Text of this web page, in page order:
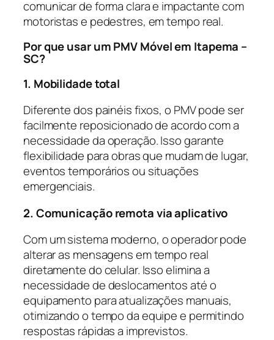
comunicar de forma clara e impactante com
motoristas e pedestres, em tempo real.
Por que usar um PMV Móvel em Itapema –
SC?
1. Mobilidade total
Diferente dos painéis fixos, o PMV pode ser
facilmente reposicionado de acordo com a
necessidade da operação. Isso garante
flexibilidade para obras que mudam de lugar,
eventos temporários ou situações
emergenciais.
2. Comunicação remota via aplicativo
Com um sistema moderno, o operador pode
alterar as mensagens em tempo real
diretamente do celular. Isso elimina a
necessidade de deslocamentos até o
equipamento para atualizações manuais,
otimizando o tempo da equipe e permitindo
respostas rápidas a imprevistos.